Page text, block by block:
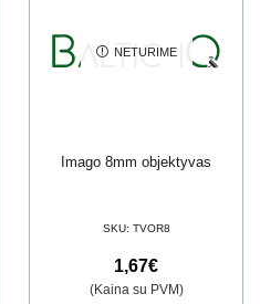
NETURIME
Imago 8mm objektyvas
SKU: TVOR8
1,67€
(Kaina su PVM)